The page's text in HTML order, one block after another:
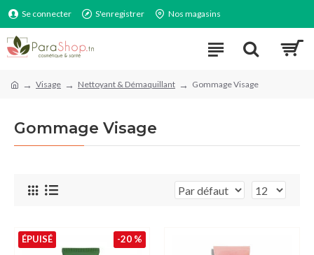
Se connecter S'enregistrer Nos magasins
Visage Nettoyant & Démaquillant Gommage Visage
Gommage Visage
-20 %
ÉPUISÉ